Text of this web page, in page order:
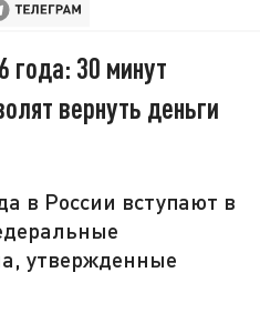
года: 30 минут
вернуть деньги
в России вступают в
утвержденные